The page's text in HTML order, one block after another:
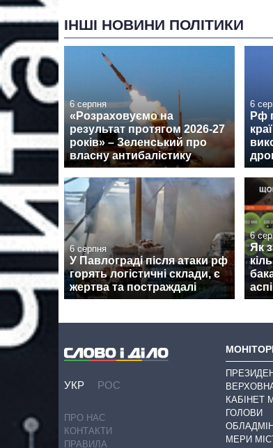
ІНШІ НОВИНИ ПОЛІТИКИ
6 серпня
«Розраховуємо на
результат протягом 2026-27
років» – Зеленський про
власну антибалістику
6
Рф
6 серпня
У Павлограді після атаки рф
горять логістичні склади, є
жертва та постраждалі
6
Як
УКР РОС
ПРО НАС
КОНТАКТИ
ПРАВИЛА
КАБІНЕТ
ГОЛОВИ
МЕРИ